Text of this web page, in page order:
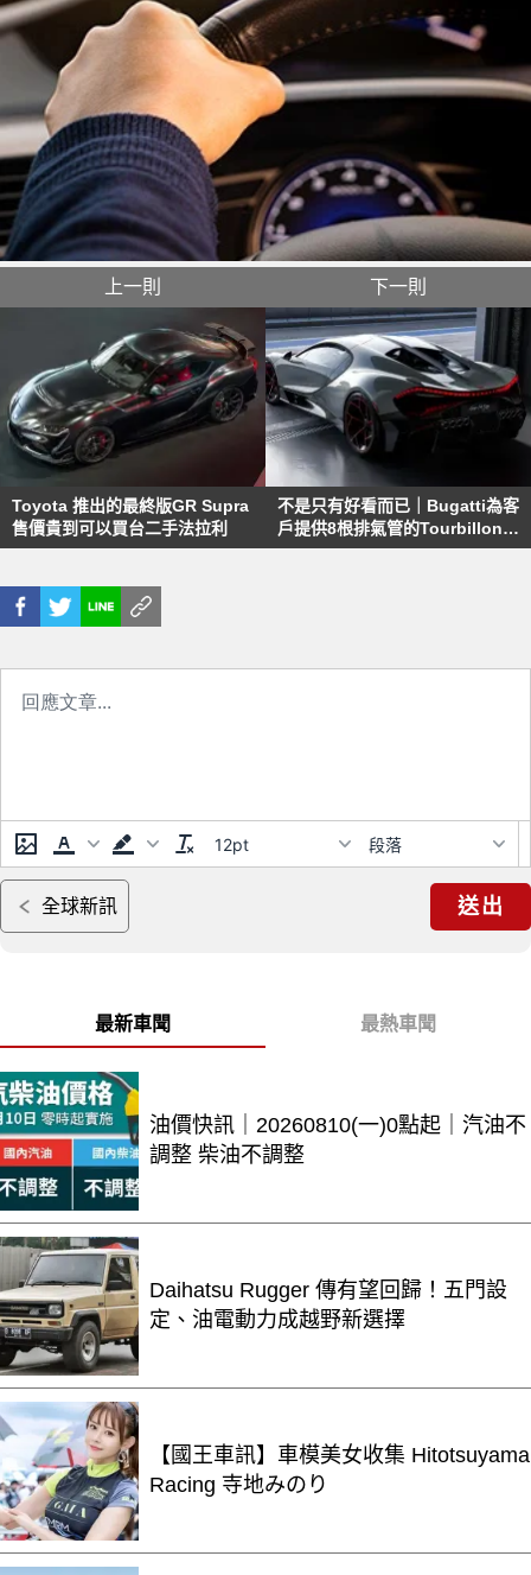
上一則
Toyota 推出的最終版GR Supra
售價貴到可以買台二手法拉利
下一則
不是只有好看而已｜Bugatti為客
戶提供8根排氣管的Tourbillon超
跑
12pt 段落
全球新訊 送出
最新車聞 最熱車聞
油價快訊｜20260810(一)0點起｜汽油不
調整 柴油不調整
Daihatsu Rugger 傳有望回歸！五門設
定、油電動力成越野新選擇
【國王車訊】車模美女收集 Hitotsuyama
Racing 寺地みのり